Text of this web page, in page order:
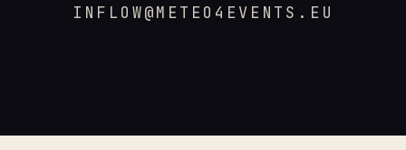
INFLOW@METEO4EVENTS.EU